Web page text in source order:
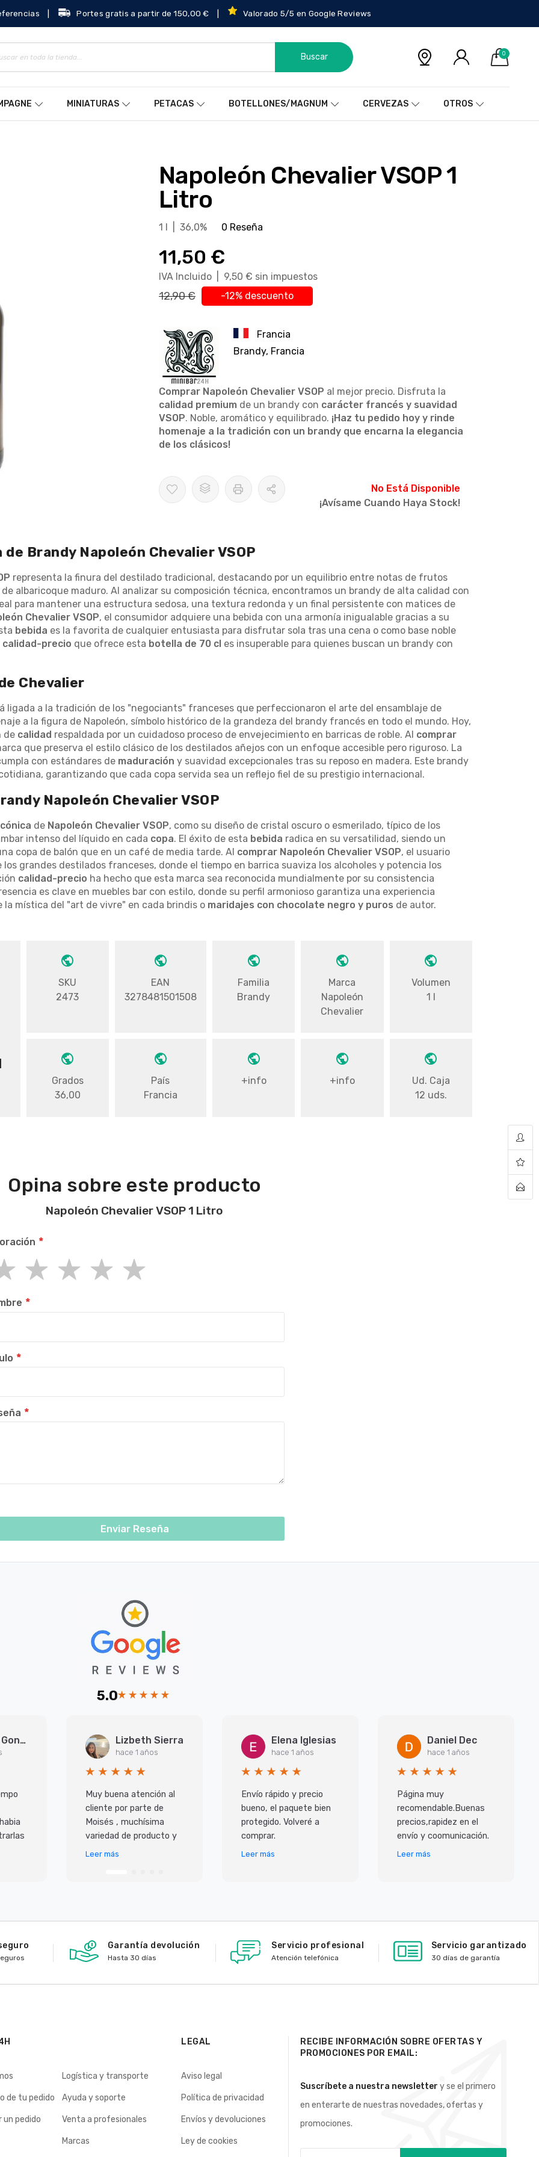
Portes gratis a partir de 150,00 € Valorado 5/5 en Google Reviews
0
Buscar
MINIATURAS PETACAS BOTELLONES/MAGNUM CERVEZAS OTROS
Napoleón Chevalier VSOP 1
Litro
1 l | 36,0% 0 Reseña
11,50 €
IVA Incluido | 9,50 € sin impuestos
12,90 € -12% descuento
Francia
Brandy, Francia
Comprar Napoleón Chevalier VSOP al mejor precio. Disfruta la
calidad premiumde un brandy con carácter francés y suavidad
VSOP. Noble, aromático y equilibrado. ¡Haz tu pedido hoy y rinde
homenaje a la tradición con un brandy que encarna la elegancia
de los clásicos!
No Está Disponible
¡Avísame Cuando Haya Stock!
Brandy Napoleón Chevalier VSOP
representa la finura del destilado tradicional, destacando por un equilibrio entre notas de frutos
albaricoque maduro. Al analizar su composición técnica, encontramos un brandy de alta calidad con
para mantener una estructura sedosa, una textura redonda y un final persistente con matices de
Chevalier VSOP, el consumidor adquiere una bebida con una armonía inigualable gracias a su
bebida es la favorita de cualquier entusiasta para disfrutar sola tras una cena o como base noble
calidad-precio que ofrece esta botella de 70 cles insuperable para quienes buscan un brandy con
Chevalier
ligada a la tradición de los "negociants" franceses que perfeccionaron el arte del ensamblaje de
a la figura de Napoleón, símbolo histórico de la grandeza del brandy francés en todo el mundo. Hoy,
de calidad respaldada por un cuidadoso proceso de envejecimiento en barricas de roble. Al comprar
que preserva el estilo clásico de los destilados añejos con un enfoque accesible pero riguroso. La
con estándares de maduración y suavidad excepcionales tras su reposo en madera. Este brandy
garantizando que cada copa servida sea un reflejo fiel de su prestigio internacional.
Napoleón Chevalier VSOP
de Napoleón Chevalier VSOP, como su diseño de cristal oscuro o esmerilado, típico de los
intenso del líquido en cada copa. El éxito de esta bebida radica en su versatilidad, siendo un
copa de balón que en un café de media tarde. Al comprar Napoleón Chevalier VSOP, el usuario
grandes destilados franceses, donde el tiempo en barrica suaviza los alcoholes y potencia los
calidad-precio ha hecho que esta marca sea reconocida mundialmente por su consistencia
es clave en muebles bar con estilo, donde su perfil armonioso garantiza una experiencia
mística del "art de vivre" en cada brindis o maridajes con chocolate negro y puros de autor.
SKU
2473
EAN
3278481501508
Familia
Brandy
Marca
Napoleón
Chevalier
Volumen
1 l
Grados
36,00
País
Francia
+info +info
Ud. Caja
12 uds.
Opina sobre este producto
Napoleón Chevalier VSOP 1 Litro
Enviar Reseña
5.0
Arantxa Gonzalez Martinez Lizbeth Sierra
hace 1 años
Muy buena atención al
cliente por parte de
Moisés , muchísima
variedad de producto y
lo mejor es que todo
Leer más
Elena Iglesias
hace 1 años
Envío rápido y precio
bueno, el paquete bien
protegido. Volveré a
comprar.
Leer más
Daniel Dec
hace 1 años
Página muy
recomendable.Buenas
precios,rapidez en el
envío y coomunicación.
Leer más
Garantía devolución
Hasta 30 días
Servicio profesional
Atención telefónica
Servicio garantizado
30 días de garantía
Logística y transporte
de tu pedido Ayuda y soporte
un pedido Venta a profesionales
Marcas
LEGAL
Aviso legal
Política de privacidad
Envíos y devoluciones
Ley de cookies
RECIBE INFORMACIÓN SOBRE OFERTAS Y
PROMOCIONES POR EMAIL:
Suscríbete a nuestra newsletter y se el primero
en enterarte de nuestras novedades, ofertas y
promociones.